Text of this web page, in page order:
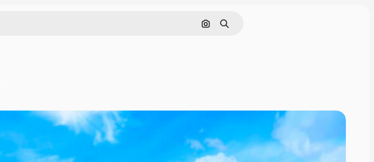
Pesquisar por imagem
Buscar